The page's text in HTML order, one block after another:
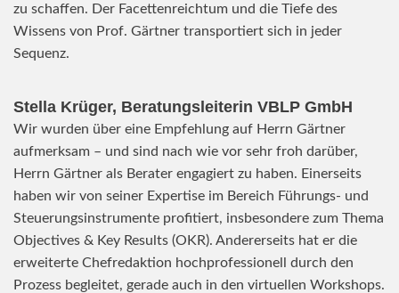
zu schaffen. Der Facettenreichtum und die Tiefe des
Wissens von Prof. Gärtner transportiert sich in jeder
Sequenz.
Stella Krüger, Beratungsleiterin VBLP GmbH
Wir wurden über eine Empfehlung auf Herrn Gärtner
aufmerksam – und sind nach wie vor sehr froh darüber,
Herrn Gärtner als Berater engagiert zu haben. Einerseits
haben wir von seiner Expertise im Bereich Führungs- und
Steuerungsinstrumente profitiert, insbesondere zum Thema
Objectives & Key Results (OKR). Andererseits hat er die
erweiterte Chefredaktion hochprofessionell durch den
Prozess begleitet, gerade auch in den virtuellen Workshops.